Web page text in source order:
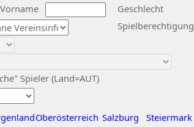
Vorname
Geschlecht
Spieler (Land=AUT)
Spielberechtigung
Oberösterreich Salzburg Steiermark